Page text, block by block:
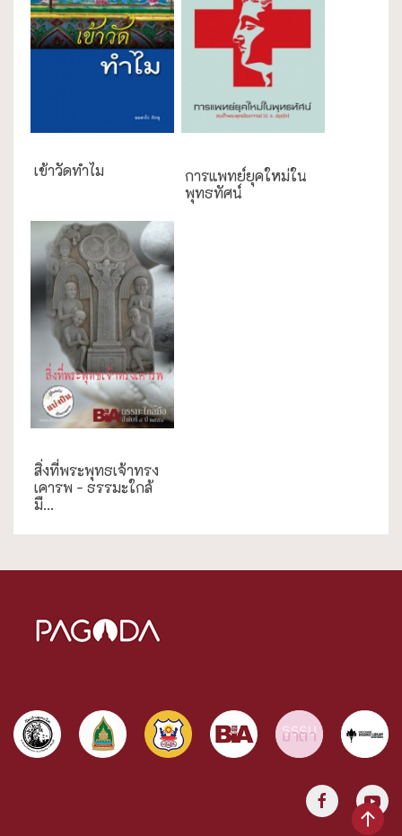
เข้าวัดทำไม
การแพทย์ยุคใหม่ใน
พุทธทัศน์
สิ่งที่พระพุทธเจ้าทรง
เคารพ - ธรรมะใกล้
มื...